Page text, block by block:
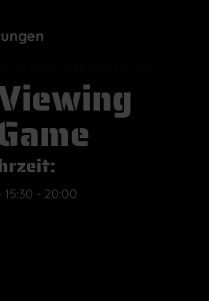
15:30 - 20:00